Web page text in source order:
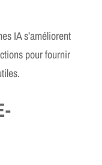
IA s’améliorent
pour fournir